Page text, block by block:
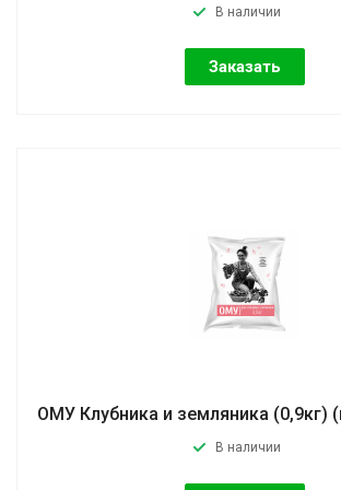
В наличии
Заказать
ОМУ Клубника и земляника (0,9кг)
В наличии